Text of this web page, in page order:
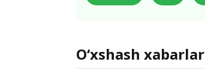
O‘xshash xabarlar